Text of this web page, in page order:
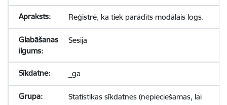
Reģistrē, ka tiek parādīts modālais logs.
Sesija
_ga
Statistikas sīkdatnes (nepieciešamas, lai